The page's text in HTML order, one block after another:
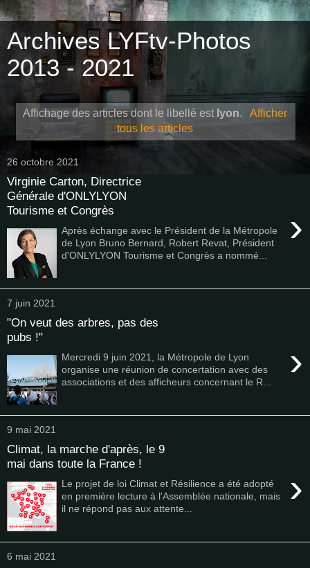
Archives LYFtv-Photos
2013 - 2021
Affichage des articles dont le libellé est lyon.
Afficher
tous les articles
26 octobre 2021
Virginie Carton, Directrice
Générale d'ONLYLYON
Tourisme et Congrès
›
Après échange avec le Président de la Métropole
de Lyon Bruno Bernard, Robert Revat, Président
d'ONLYLYON Tourisme et Congrès a nommé...
7 juin 2021
"On veut des arbres, pas des
pubs !"
›
Mercredi 9 juin 2021, la Métropole de Lyon
organise une réunion de concertation avec des
associations et des afficheurs concernant le R...
9 mai 2021
Climat, la marche d'après, le 9
mai dans toute la France !
›
Le projet de loi Climat et Résilience a été adopté
en première lecture à l'Assemblée nationale, mais
il ne répond pas aux attente...
6 mai 2021